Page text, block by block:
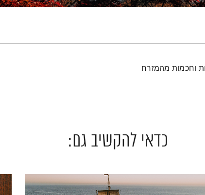
וחכמות מהמזרח
כדאי להקשיב גם: